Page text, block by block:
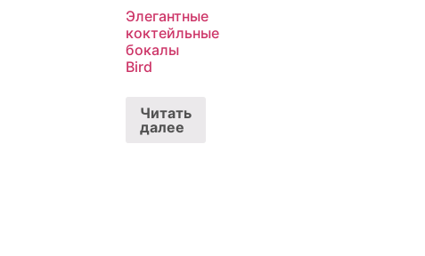
Элегантные
коктейльные
бокалы
Bird
Читать
далее